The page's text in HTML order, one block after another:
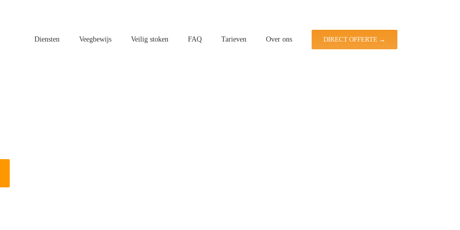
Diensten Veegbewijs Veilig stoken FAQ Tarieven Over ons DIRECT OFFERTE →